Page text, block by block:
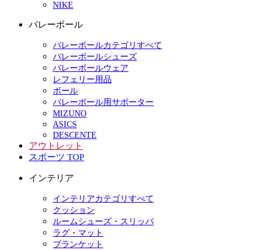
NIKE
バレーボール
バレーボールカテゴリすべて
バレーボールシューズ
バレーボールウェア
レフェリー用品
ボール
バレーボール用サポーター
MIZUNO
ASICS
DESCENTE
アウトレット
スポーツ TOP
インテリア
インテリアカテゴリすべて
クッション
ルームシューズ・スリッパ
ラグ・マット
ブランケット